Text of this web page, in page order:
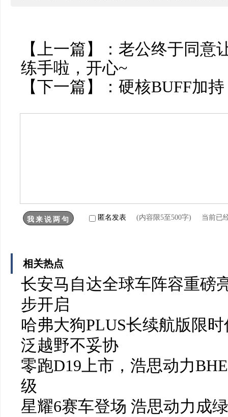
【上一篇】： 老公终于同意
练手啦，开心~
【下一篇】： 硬核BUFF加
匿名发表 (内容限5至500字) 当前已
相关热点
长安马自达全球车阵容重磅
步开启
哈弗大狗PLUS长续航版限
泛越野不妥协
零跑D19上市，浩思动力
级
星耀6赛车登场 浩思动力成